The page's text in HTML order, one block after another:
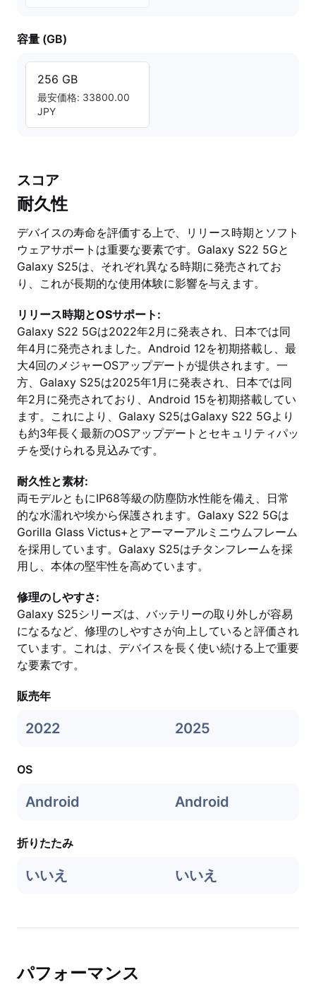
容量 (GB)
256 GB
最安価格: 33800.00
JPY
スコア
耐久性
デバイスの寿命を評価する上で、リリース時期とソフト
ウェアサポートは重要な要素です。Galaxy S22 5Gと
Galaxy S25は、それぞれ異なる時期に発売されてお
り、これが長期的な使用体験に影響を与えます。
リリース時期とOSサポート:
Galaxy S22 5Gは2022年2月に発表され、日本では同
年4月に発売されました。Android 12を初期搭載し、最
大4回のメジャーOSアップデートが提供されます。一
方、Galaxy S25は2025年1月に発表され、日本では同
年2月に発売されており、Android 15を初期搭載してい
ます。これにより、Galaxy S25はGalaxy S22 5Gより
も約3年長く最新のOSアップデートとセキュリティパッ
チを受けられる見込みです。
耐久性と素材:
両モデルともにIP68等級の防塵防水性能を備え、日常
的な水濡れや埃から保護されます。Galaxy S22 5Gは
Gorilla Glass Victus+とアーマーアルミニウムフレーム
を採用しています。Galaxy S25はチタンフレームを採
用し、本体の堅牢性を高めています。
修理のしやすさ:
Galaxy S25シリーズは、バッテリーの取り外しが容易
になるなど、修理のしやすさが向上していると評価され
ています。これは、デバイスを長く使い続ける上で重要
な要素です。
販売年
2022 2025
OS
Android Android
折りたたみ
いいえ いいえ
パフォーマンス